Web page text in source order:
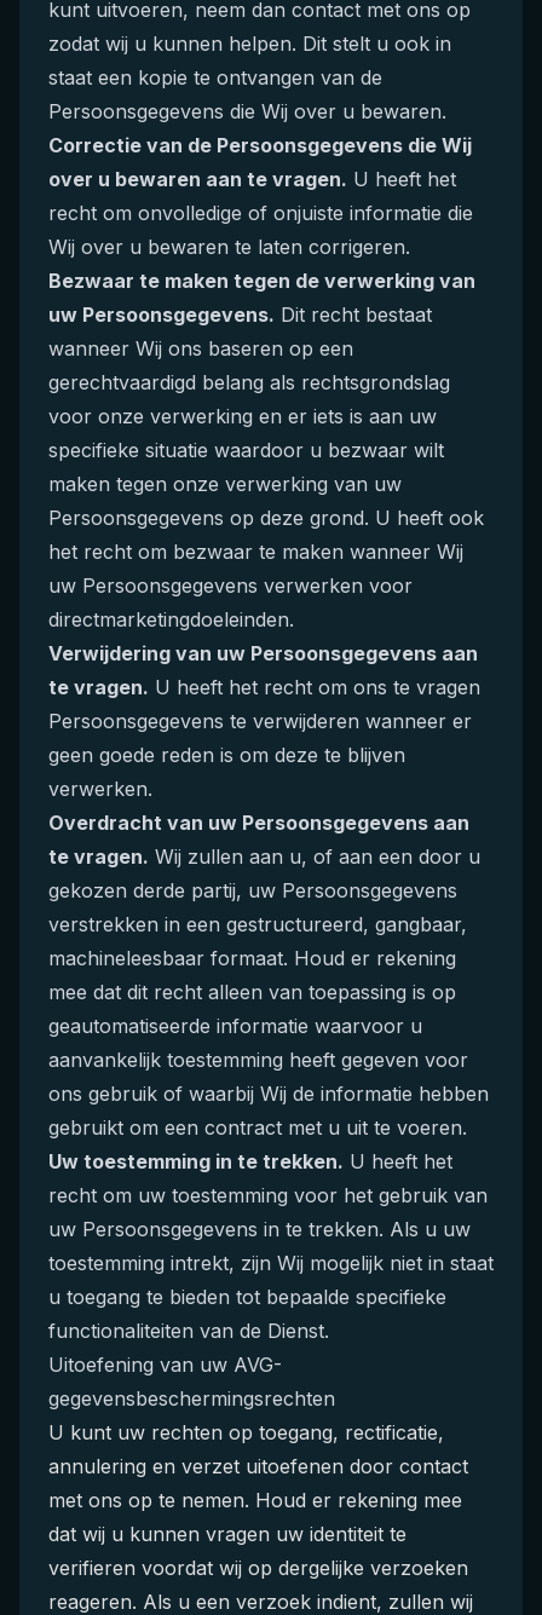
kunt uitvoeren, neem dan contact met ons op
zodat wij u kunnen helpen. Dit stelt u ook in
staat een kopie te ontvangen van de
Persoonsgegevens die Wij over u bewaren.
Correctie van de Persoonsgegevens die Wij
over u bewaren aan te vragen. U heeft het
recht om onvolledige of onjuiste informatie die
Wij over u bewaren te laten corrigeren.
Bezwaar te maken tegen de verwerking van
uw Persoonsgegevens. Dit recht bestaat
wanneer Wij ons baseren op een
gerechtvaardigd belang als rechtsgrondslag
voor onze verwerking en er iets is aan uw
specifieke situatie waardoor u bezwaar wilt
maken tegen onze verwerking van uw
Persoonsgegevens op deze grond. U heeft ook
het recht om bezwaar te maken wanneer Wij
uw Persoonsgegevens verwerken voor
directmarketingdoeleinden.
Verwijdering van uw Persoonsgegevens aan
te vragen. U heeft het recht om ons te vragen
Persoonsgegevens te verwijderen wanneer er
geen goede reden is om deze te blijven
verwerken.
Overdracht van uw Persoonsgegevens aan
te vragen. Wij zullen aan u, of aan een door u
gekozen derde partij, uw Persoonsgegevens
verstrekken in een gestructureerd, gangbaar,
machineleesbaar formaat. Houd er rekening
mee dat dit recht alleen van toepassing is op
geautomatiseerde informatie waarvoor u
aanvankelijk toestemming heeft gegeven voor
ons gebruik of waarbij Wij de informatie hebben
gebruikt om een contract met u uit te voeren.
Uw toestemming in te trekken. U heeft het
recht om uw toestemming voor het gebruik van
uw Persoonsgegevens in te trekken. Als u uw
toestemming intrekt, zijn Wij mogelijk niet in staat
u toegang te bieden tot bepaalde specifieke
functionaliteiten van de Dienst.
Uitoefening van uw AVG-
gegevensbeschermingsrechten
U kunt uw rechten op toegang, rectificatie,
annulering en verzet uitoefenen door contact
met ons op te nemen. Houd er rekening mee
dat wij u kunnen vragen uw identiteit te
verifieren voordat wij op dergelijke verzoeken
reageren. Als u een verzoek indient, zullen wij